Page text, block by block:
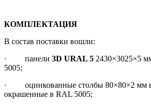
КОМПЛЕКТАЦИЯ
В состав поставки вошли:
· панели 3D URAL 5 2430×3025×5
5005;
· оцинкованные столбы 80×80×2 мм
окрашенные в RAL 5005;